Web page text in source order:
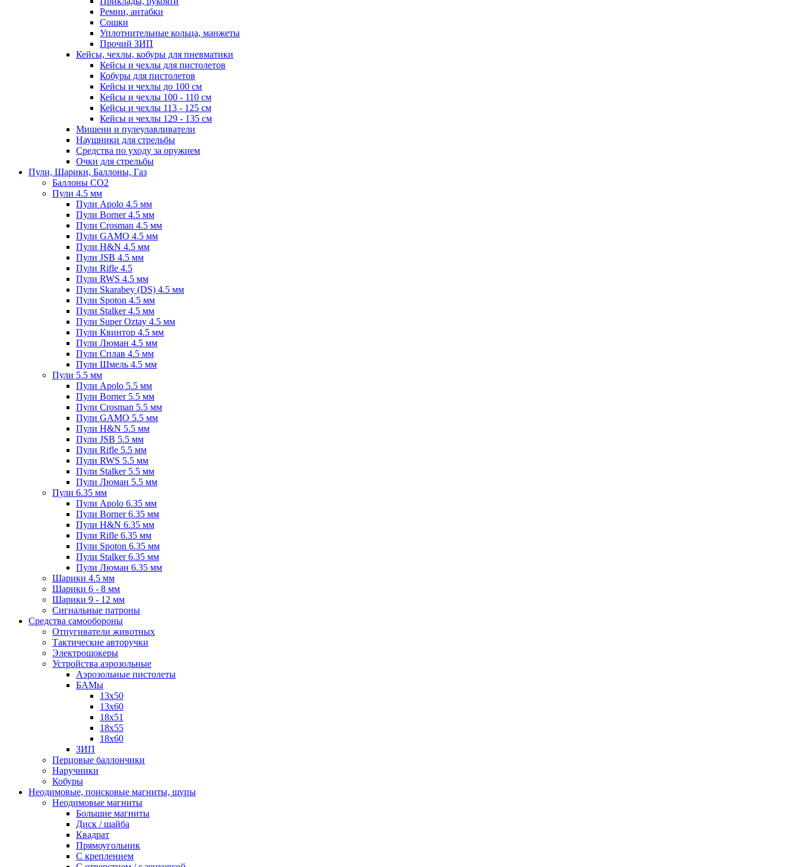
Ремни, антабки
Сошки
Уплотнительные кольца, манжеты
Прочий ЗИП
Кейсы, чехлы, кобуры для пневматики
Кейсы и чехлы для пистолетов
Кобуры для пистолетов
Кейсы и чехлы до 100 см
Кейсы и чехлы 100 - 110 см
Кейсы и чехлы 113 - 125 см
Кейсы и чехлы 129 - 135 см
Мишени и пулеулавливатели
Наушники для стрельбы
Средства по уходу за оружием
Очки для стрельбы
Пули, Шарики, Баллоны, Газ
Баллоны CO2
Пули 4.5 мм
Пули Apolo 4.5 мм
Пули Borner 4.5 мм
Пули Crosman 4.5 мм
Пули GAMO 4.5 мм
Пули H&N 4.5 мм
Пули JSB 4.5 мм
Пули Rifle 4.5
Пули RWS 4.5 мм
Пули Skarabey (DS) 4.5 мм
Пули Spoton 4.5 мм
Пули Stalker 4.5 мм
Пули Super Oztay 4.5 мм
Пули Квинтор 4.5 мм
Пули Люман 4.5 мм
Пули Сплав 4.5 мм
Пули Шмель 4.5 мм
Пули 5.5 мм
Пули Apolo 5.5 мм
Пули Borner 5.5 мм
Пули Crosman 5.5 мм
Пули GAMO 5.5 мм
Пули H&N 5.5 мм
Пули JSB 5.5 мм
Пули Rifle 5.5 мм
Пули RWS 5.5 мм
Пули Stalker 5.5 мм
Пули Люман 5.5 мм
Пули 6.35 мм
Пули Apolo 6.35 мм
Пули Borner 6.35 мм
Пули H&N 6.35 мм
Пули Rifle 6.35 мм
Пули Spoton 6.35 мм
Пули Stalker 6.35 мм
Пули Люман 6.35 мм
Шарики 4.5 мм
Шарики 6 - 8 мм
Шарики 9 - 12 мм
Сигнальные патроны
Средства самообороны
Отпугиватели животных
Тактические авторучки
Электрошокеры
Устройства аэрозольные
Аэрозольные пистолеты
БАМы
13х50
13х60
18х51
18х55
18х60
ЗИП
Перцовые баллончики
Наручники
Кобуры
Неодимовые, поисковые магниты, щупы
Неодимовые магниты
Большие магниты
Диск / шайба
Квадрат
Прямоугольник
С креплением